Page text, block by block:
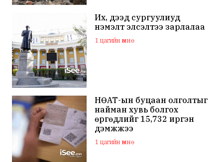
Их, дээд сургуулиуд
нэмэлт элсэлтээ зарлалаа
1 цагийн өмнө
НӨАТ-ын буцаан олголтыг
найман хувь болгох
өргөдлийг 15,732 иргэн
дэмжжээ
1 цагийн өмнө